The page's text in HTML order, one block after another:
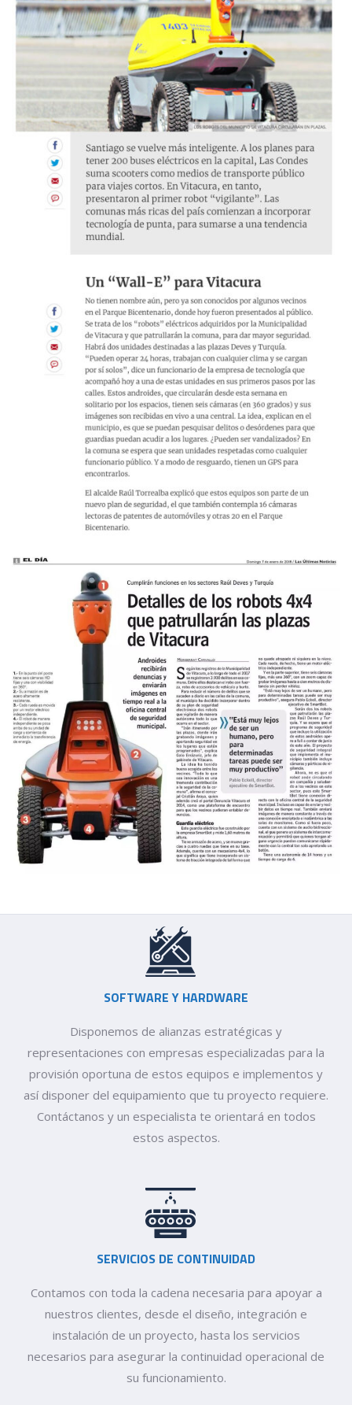
SOFTWARE Y HARDWARE
Disponemos de alianzas estratégicas y
representaciones con empresas especializadas para la
provisión oportuna de estos equipos e implementos y
así disponer del equipamiento que tu proyecto requiere.
Contáctanos y un especialista te orientará en todos
estos aspectos.
SERVICIOS DE CONTINUIDAD
Contamos con toda la cadena necesaria para apoyar a
nuestros clientes, desde el diseño, integración e
instalación de un proyecto, hasta los servicios
necesarios para asegurar la continuidad operacional de
su funcionamiento.